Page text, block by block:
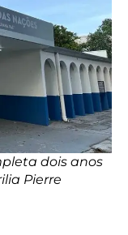
dois anos
Pierre